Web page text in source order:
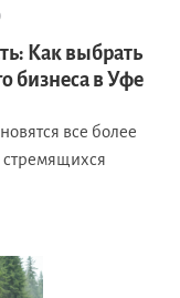
Как выбрать
бизнеса в Уфе
все более